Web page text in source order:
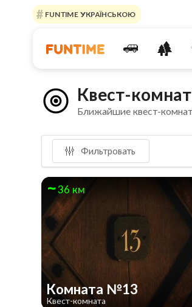
FUNTIME УКРАЇНСЬКОЮ
Квест-
Ближайшие квест-
Фильтровать
36 км
Комната №13
Квест-комната